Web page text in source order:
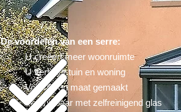
De voordelen van een serre:
U creëert meer woonruimte
U verbindt tuin en woning
Volledig op maat gemaakt
Verkrijgbaar met zelfreinigend glas